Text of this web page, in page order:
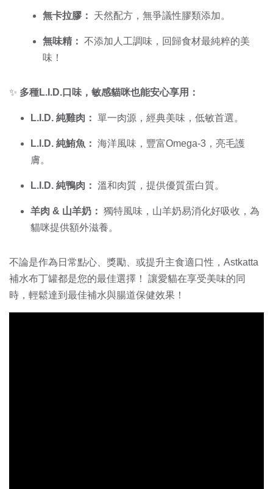
無卡拉膠： 天然配方，無爭議性膠類添加。
無味精： 不添加人工調味，回歸食材最純粹的美
味！
✨ 多種L.I.D.口味，敏感貓咪也能安心享用：
L.I.D. 純雞肉： 單一肉源，經典美味，低敏首選。
L.I.D. 純鮪魚： 海洋風味，豐富Omega-3，亮毛護
膚。
L.I.D. 純鴨肉： 溫和肉質，提供優質蛋白質。
羊肉 & 山羊奶： 獨特風味，山羊奶易消化好吸收，為
貓咪提供額外滋養。
不論是作為日常點心、獎勵、或提升主食適口性，Astkatta
補水布丁罐都是您的最佳選擇！ 讓愛貓在享受美味的同
時，輕鬆達到最佳補水與腸道保健效果！